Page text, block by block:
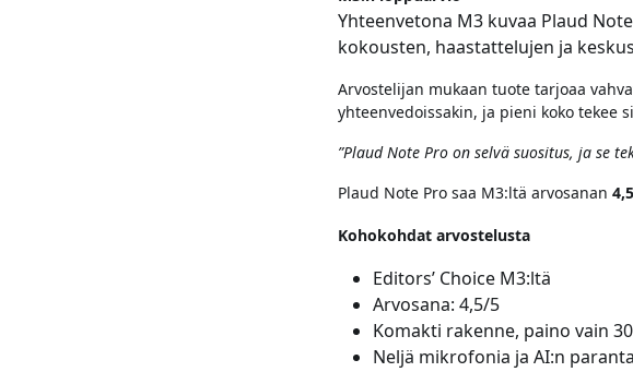
Yhteenvetona M3 kuvaa Plaud
kokousten, haastattelujen ja
Arvostelijan mukaan tuote tarjoaa
yhteenvedoissakin, ja pieni koko tekee
”Plaud Note Pro on selvä suositus, ja se
Plaud Note Pro saa M3:ltä arvosanan
Kohokohdat arvostelusta
Editors’ Choice M3:ltä
Arvosana: 4,5/5
Komakti rakenne, paino vain
Neljä mikrofonia ja AI:n